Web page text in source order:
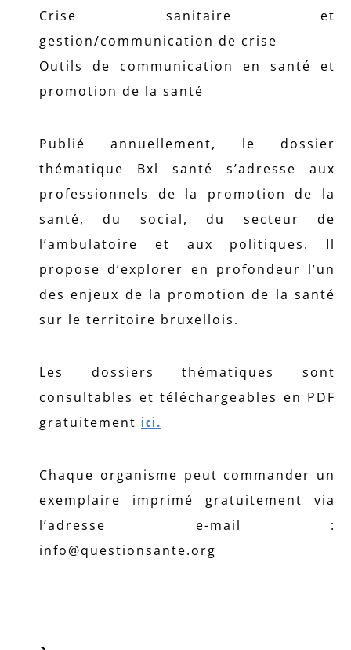
Crise sanitaire et
gestion/communication de crise
Outils de communication en santé et
promotion de la santé
Publié annuellement, le dossier
thématique Bxl santé s’adresse aux
professionnels de la promotion de la
santé, du social, du secteur de
l’ambulatoire et aux politiques. Il
propose d’explorer en profondeur l’un
des enjeux de la promotion de la santé
sur le territoire bruxellois.
Les dossiers thématiques sont
consultables et téléchargeables en PDF
gratuitement ici.
Chaque organisme peut commander un
exemplaire imprimé gratuitement via
l’adresse e-mail :
info@questionsante.org